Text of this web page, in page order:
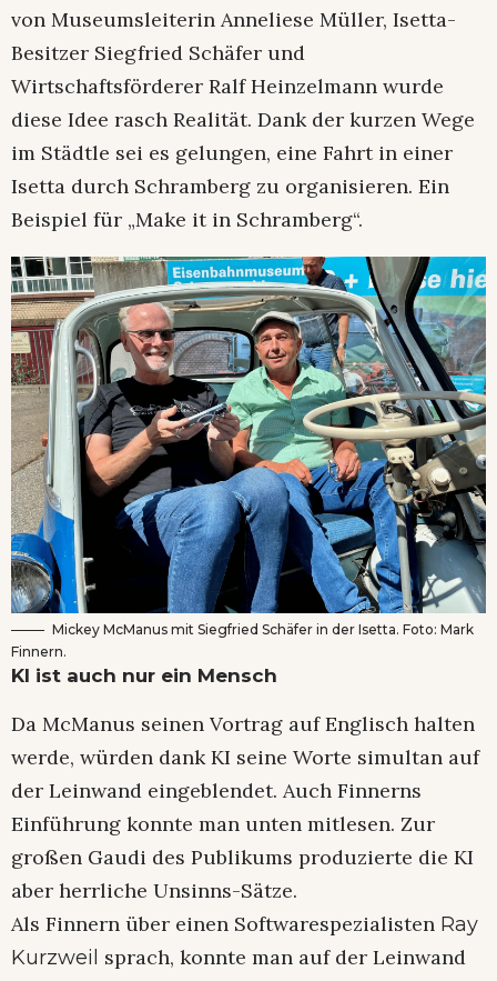
von Museumsleiterin Anneliese Müller, Isetta-
Besitzer Siegfried Schäfer und
Wirtschaftsförderer Ralf Heinzelmann wurde
diese Idee rasch Realität. Dank der kurzen Wege
im Städtle sei es gelungen, eine Fahrt in einer
Isetta durch Schramberg zu organisieren. Ein
Beispiel für „Make it in Schramberg“.
Mickey McManus mit Siegfried Schäfer in der Isetta. Foto: Mark
Finnern.
KI ist auch nur ein Mensch
Da McManus seinen Vortrag auf Englisch halten
werde, würden dank KI seine Worte simultan auf
der Leinwand eingeblendet. Auch Finnerns
Einführung konnte man unten mitlesen. Zur
großen Gaudi des Publikums produzierte die KI
aber herrliche Unsinns-Sätze.
Als Finnern über einen Softwarespezialisten Ray
Kurzweil sprach, konnte man auf der Leinwand